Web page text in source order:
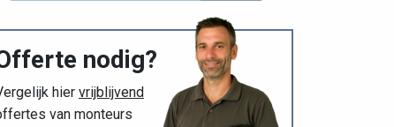
nodig?
hier vrijblijvend
van monteurs